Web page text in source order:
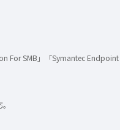
For SMB」「Symantec Endpoint